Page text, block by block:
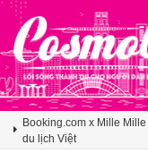
Agoda ghi nhận Việt
châu Á nhờ sức hút ngày
Booking.com x Mille
du lịch Việt